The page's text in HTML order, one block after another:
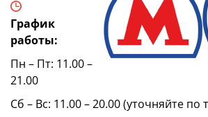
График
работы:
Пн – Пт: 11.00 –
21.00
Сб – Вс: 11.00 – 20.00 (уточняйте по